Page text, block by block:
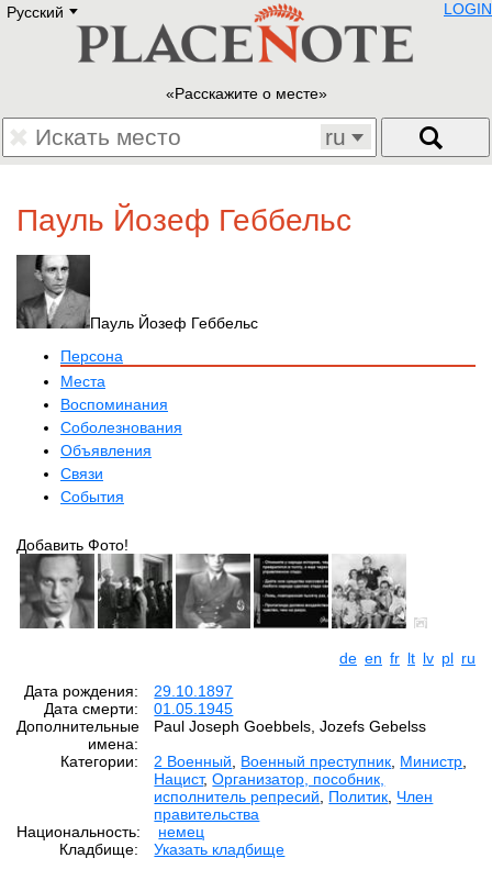
Русский E
Deutsch
Francais
Polski
Eestikeelne
LOGIN
Расскажите о месте
ru
Пауль Йозеф Геббельс
Пауль Йозеф Геббельс
Персона
Места
Воспоминания
Соболезнования
Объявления
Связи
События
Добавить Фото!
de en fr lt lv pl ru
Дата рождения:
29.10.1897
Дата смерти:
01.05.1945
Дополнительные
имена:
Paul Joseph Goebbels, Jozefs Gebelss
Категории:
2 Военный Военный преступник Министр
Нацист,Организатор, пособник,
исполнитель репресий
Политик Член
правительства
Национальность:
немец
Кладбище:
Указать кладбище